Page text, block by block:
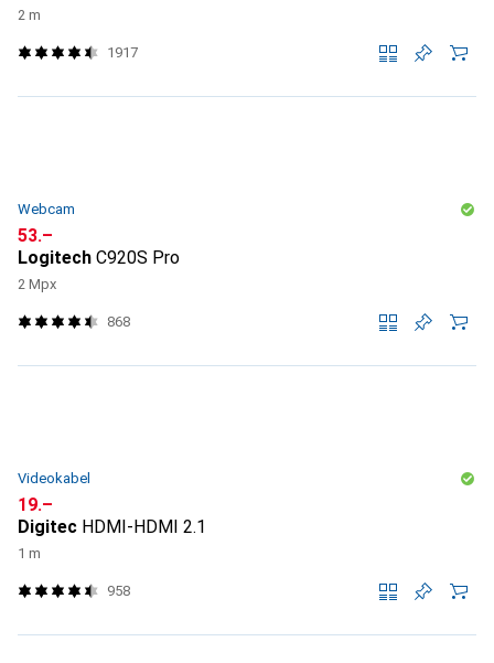
2 m
1917
Webcam
CHF
53.–
Logitech C920S Pro
2 Mpx
868
Videokabel
CHF
19.–
Digitec HDMI-HDMI 2.1
1 m
958